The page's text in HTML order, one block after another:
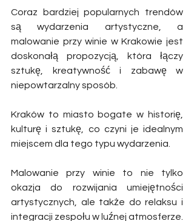
Coraz bardziej popularnych trendów
są wydarzenia artystyczne, a
malowanie przy winie w Krakowie jest
doskonałą propozycją, która łączy
sztukę, kreatywność i zabawę w
niepowtarzalny sposób.
Kraków to miasto bogate w historię,
kulturę i sztukę, co czyni je idealnym
miejscem dla tego typu wydarzenia.
Malowanie przy winie to nie tylko
okazja do rozwijania umiejętności
artystycznych, ale także do relaksu i
integracji zespołu w luźnej atmosferze.